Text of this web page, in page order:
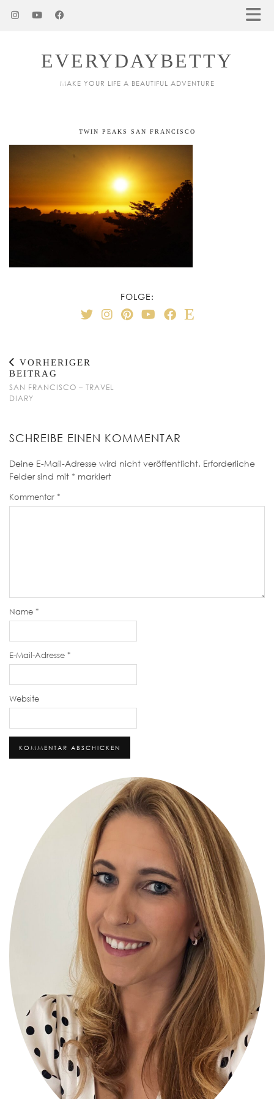
EVERYDAYBETTY
MAKE YOUR LIFE A BEAUTIFUL ADVENTURE
TWIN PEAKS SAN FRANCISCO
FOLGE:
VORHERIGER
BEITRAG
SAN FRANCISCO – TRAVEL
DIARY
SCHREIBE EINEN KOMMENTAR
Deine E-Mail-Adresse wird nicht veröffentlicht. Erforderliche
Felder sind mit * markiert
Kommentar *
Name *
E-Mail-Adresse *
Website